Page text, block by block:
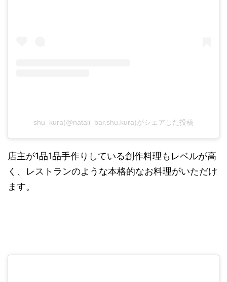
shu_kura(@natali_bar.shu.kura)がシェアした投稿
店主が1品1品手作りしている創作料理もレベルが高
く、レストランのような本格的なお料理がいただけ
ます。